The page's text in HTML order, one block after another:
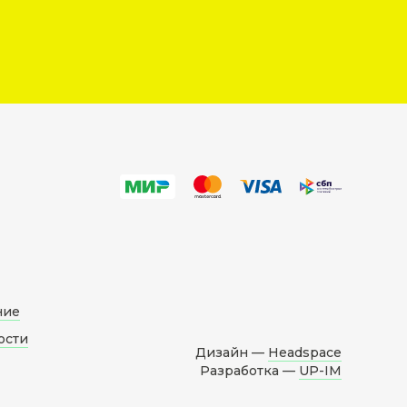
Дизайн — Headspace
Разработка — UP-IM